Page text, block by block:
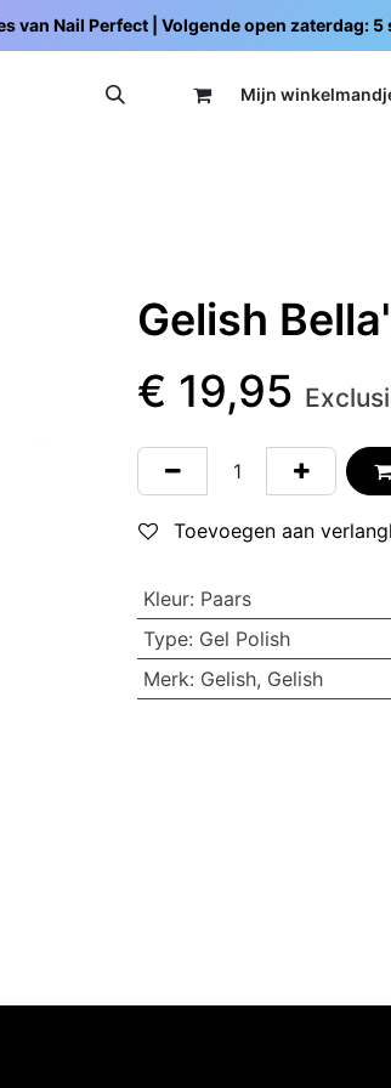
van Nail Perfect | Volgende open zaterdag: 5
Mijn wi
Gelish
€ 19,95
Toevoegen aan
Kleur: Paars
Type: Gel Polish
Merk: Gelish, Gelish